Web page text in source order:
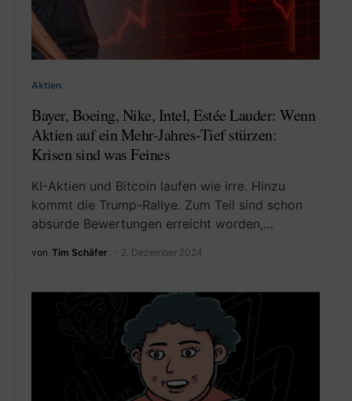
Aktien
Bayer, Boeing, Nike, Intel, Estée Lauder: Wenn
Aktien auf ein Mehr-Jahres-Tief stürzen:
Krisen sind was Feines
KI-Aktien und Bitcoin laufen wie irre. Hinzu
kommt die Trump-Rallye. Zum Teil sind schon
absurde Bewertungen erreicht worden,…
von Tim Schäfer 2. Dezember 2024